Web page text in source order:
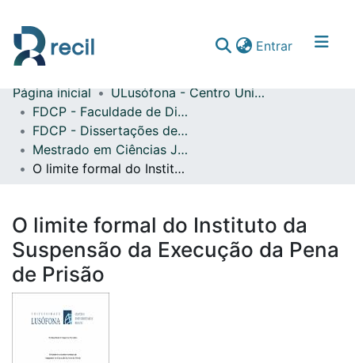
Entrar(current)
Comunidades & Coleções
Percorrer repositório
Estatísticas
Página inicial
ULusófona - Centro Universitário do Porto
FDCP - Faculdade de Direito e Ciência Política
FDCP - Dissertações de Mestrado
Mestrado em Ciências Jurídico-Criminais
O limite formal do Instituto da Suspensão da Execução da Pena de Prisão
O limite formal do Instituto da
Suspensão da Execução da Pena
de Prisão